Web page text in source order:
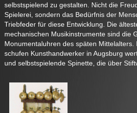
selbstspielend zu gestalten. Nicht die
Spielerei, sondern das Bedürfnis der
Triebfeder für diese Entwicklung. Die
mechanischen Musikinstrumente sind die
Monumentaluhren des späten Mittelalters.
schufen Kunsthandwerker in Augsburg
und selbstspielende Spinette, die über